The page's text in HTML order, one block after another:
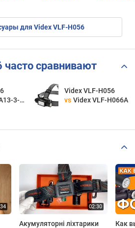
для Videx VLF-H056
часто сравнивают
3-P360
Videx VLF-H056
vs Videx VLF-H066A
Акумуляторні ліхтарики
Как